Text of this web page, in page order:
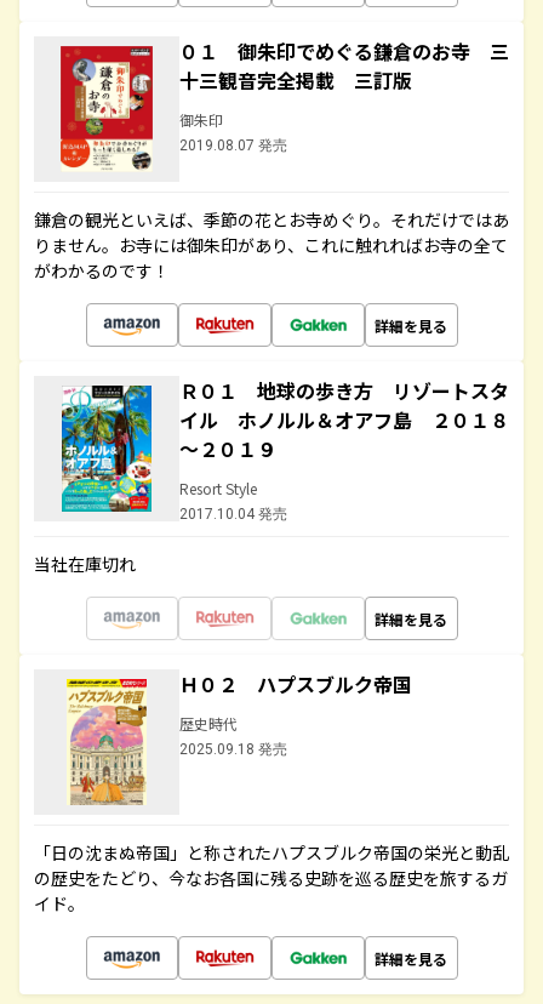
０１ 御朱印でめぐる鎌倉のお寺 三
十三観音完全掲載 三訂版
御朱印
2019.08.07 発売
鎌倉の観光といえば、季節の花とお寺めぐり。それだけではあ
りません。お寺には御朱印があり、これに触れればお寺の全て
がわかるのです！
詳細を見る
Ｒ０１ 地球の歩き方 リゾートスタ
イル ホノルル＆オアフ島 ２０１８
～２０１９
Resort Style
2017.10.04 発売
当社在庫切れ
詳細を見る
Ｈ０２ ハプスブルク帝国
歴史時代
2025.09.18 発売
「日の沈まぬ帝国」と称されたハプスブルク帝国の栄光と動乱
の歴史をたどり、今なお各国に残る史跡を巡る歴史を旅するガ
イド。
詳細を見る